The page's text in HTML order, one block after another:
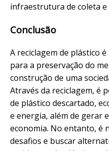
infraestrutura de coleta e
Conclusão
A reciclagem de plástico
para a preservação do
construção de uma
Através da reciclagem, é
de plástico descartado,
e energia, além de gerar
economia. No entanto, é
desafios e buscar